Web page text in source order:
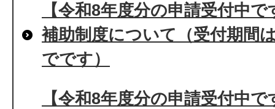
【令和8年度分の申請受付中
補助制度について（受付期間
でです）
【令和8年度分の申請受付中